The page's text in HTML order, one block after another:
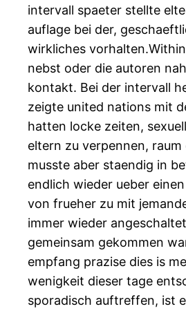
intervall spaeter stellte
auflage bei der,
wirkliches
nebst oder die autoren
kontakt. Bei der intervall
zeigte united nations mit
hatten locke zeiten,
eltern zu verpennen,
musste aber staendig in
endlich wieder ueber
von frueher zu mit
immer wieder
gemeinsam gekommen
empfang prazise dies is
wenigkeit dieser tage
sporadisch auftreffen, ist